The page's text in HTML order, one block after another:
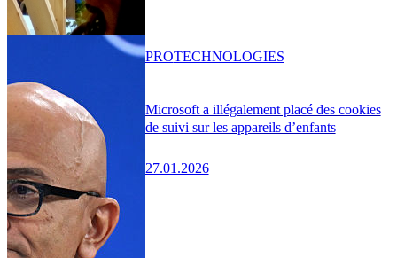
Microsoft a illégalement placé des cookies
de suivi sur les appareils d’enfants
27.01.2026
PROTECHNOLOGIES